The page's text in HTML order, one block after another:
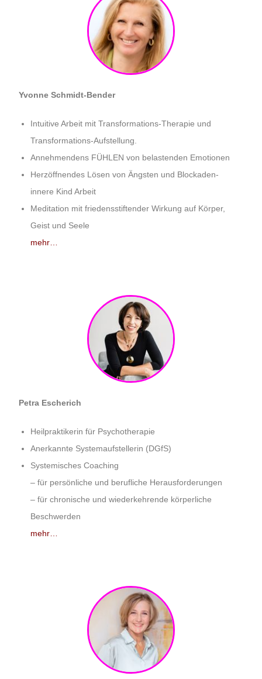
Yvonne Schmidt-Bender
Intuitive Arbeit mit Transformations-Therapie und
Transformations-Aufstellung.
Annehmendens FÜHLEN von belastenden Emotionen
Herzöffnendes Lösen von Ängsten und Blockaden-
innere Kind Arbeit
Meditation mit friedensstiftender Wirkung auf Körper,
Geist und Seele
mehr…
Petra Escherich
Heilpraktikerin für Psychotherapie
Anerkannte Systemaufstellerin (DGfS)
Systemisches Coaching
– für persönliche und berufliche Herausforderungen
– für chronische und wiederkehrende körperliche
Beschwerden
mehr…